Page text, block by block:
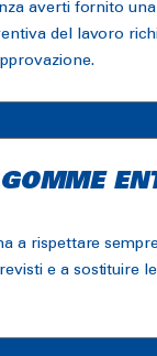
averti fornito una
del lavoro
a rispettare
e a sostituire